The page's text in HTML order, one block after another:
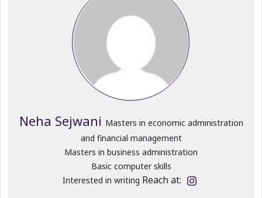
Neha Sejwani Masters in economic administration
and financial management
Masters in business administration
Basic computer skills
Interested in writing Reach at: